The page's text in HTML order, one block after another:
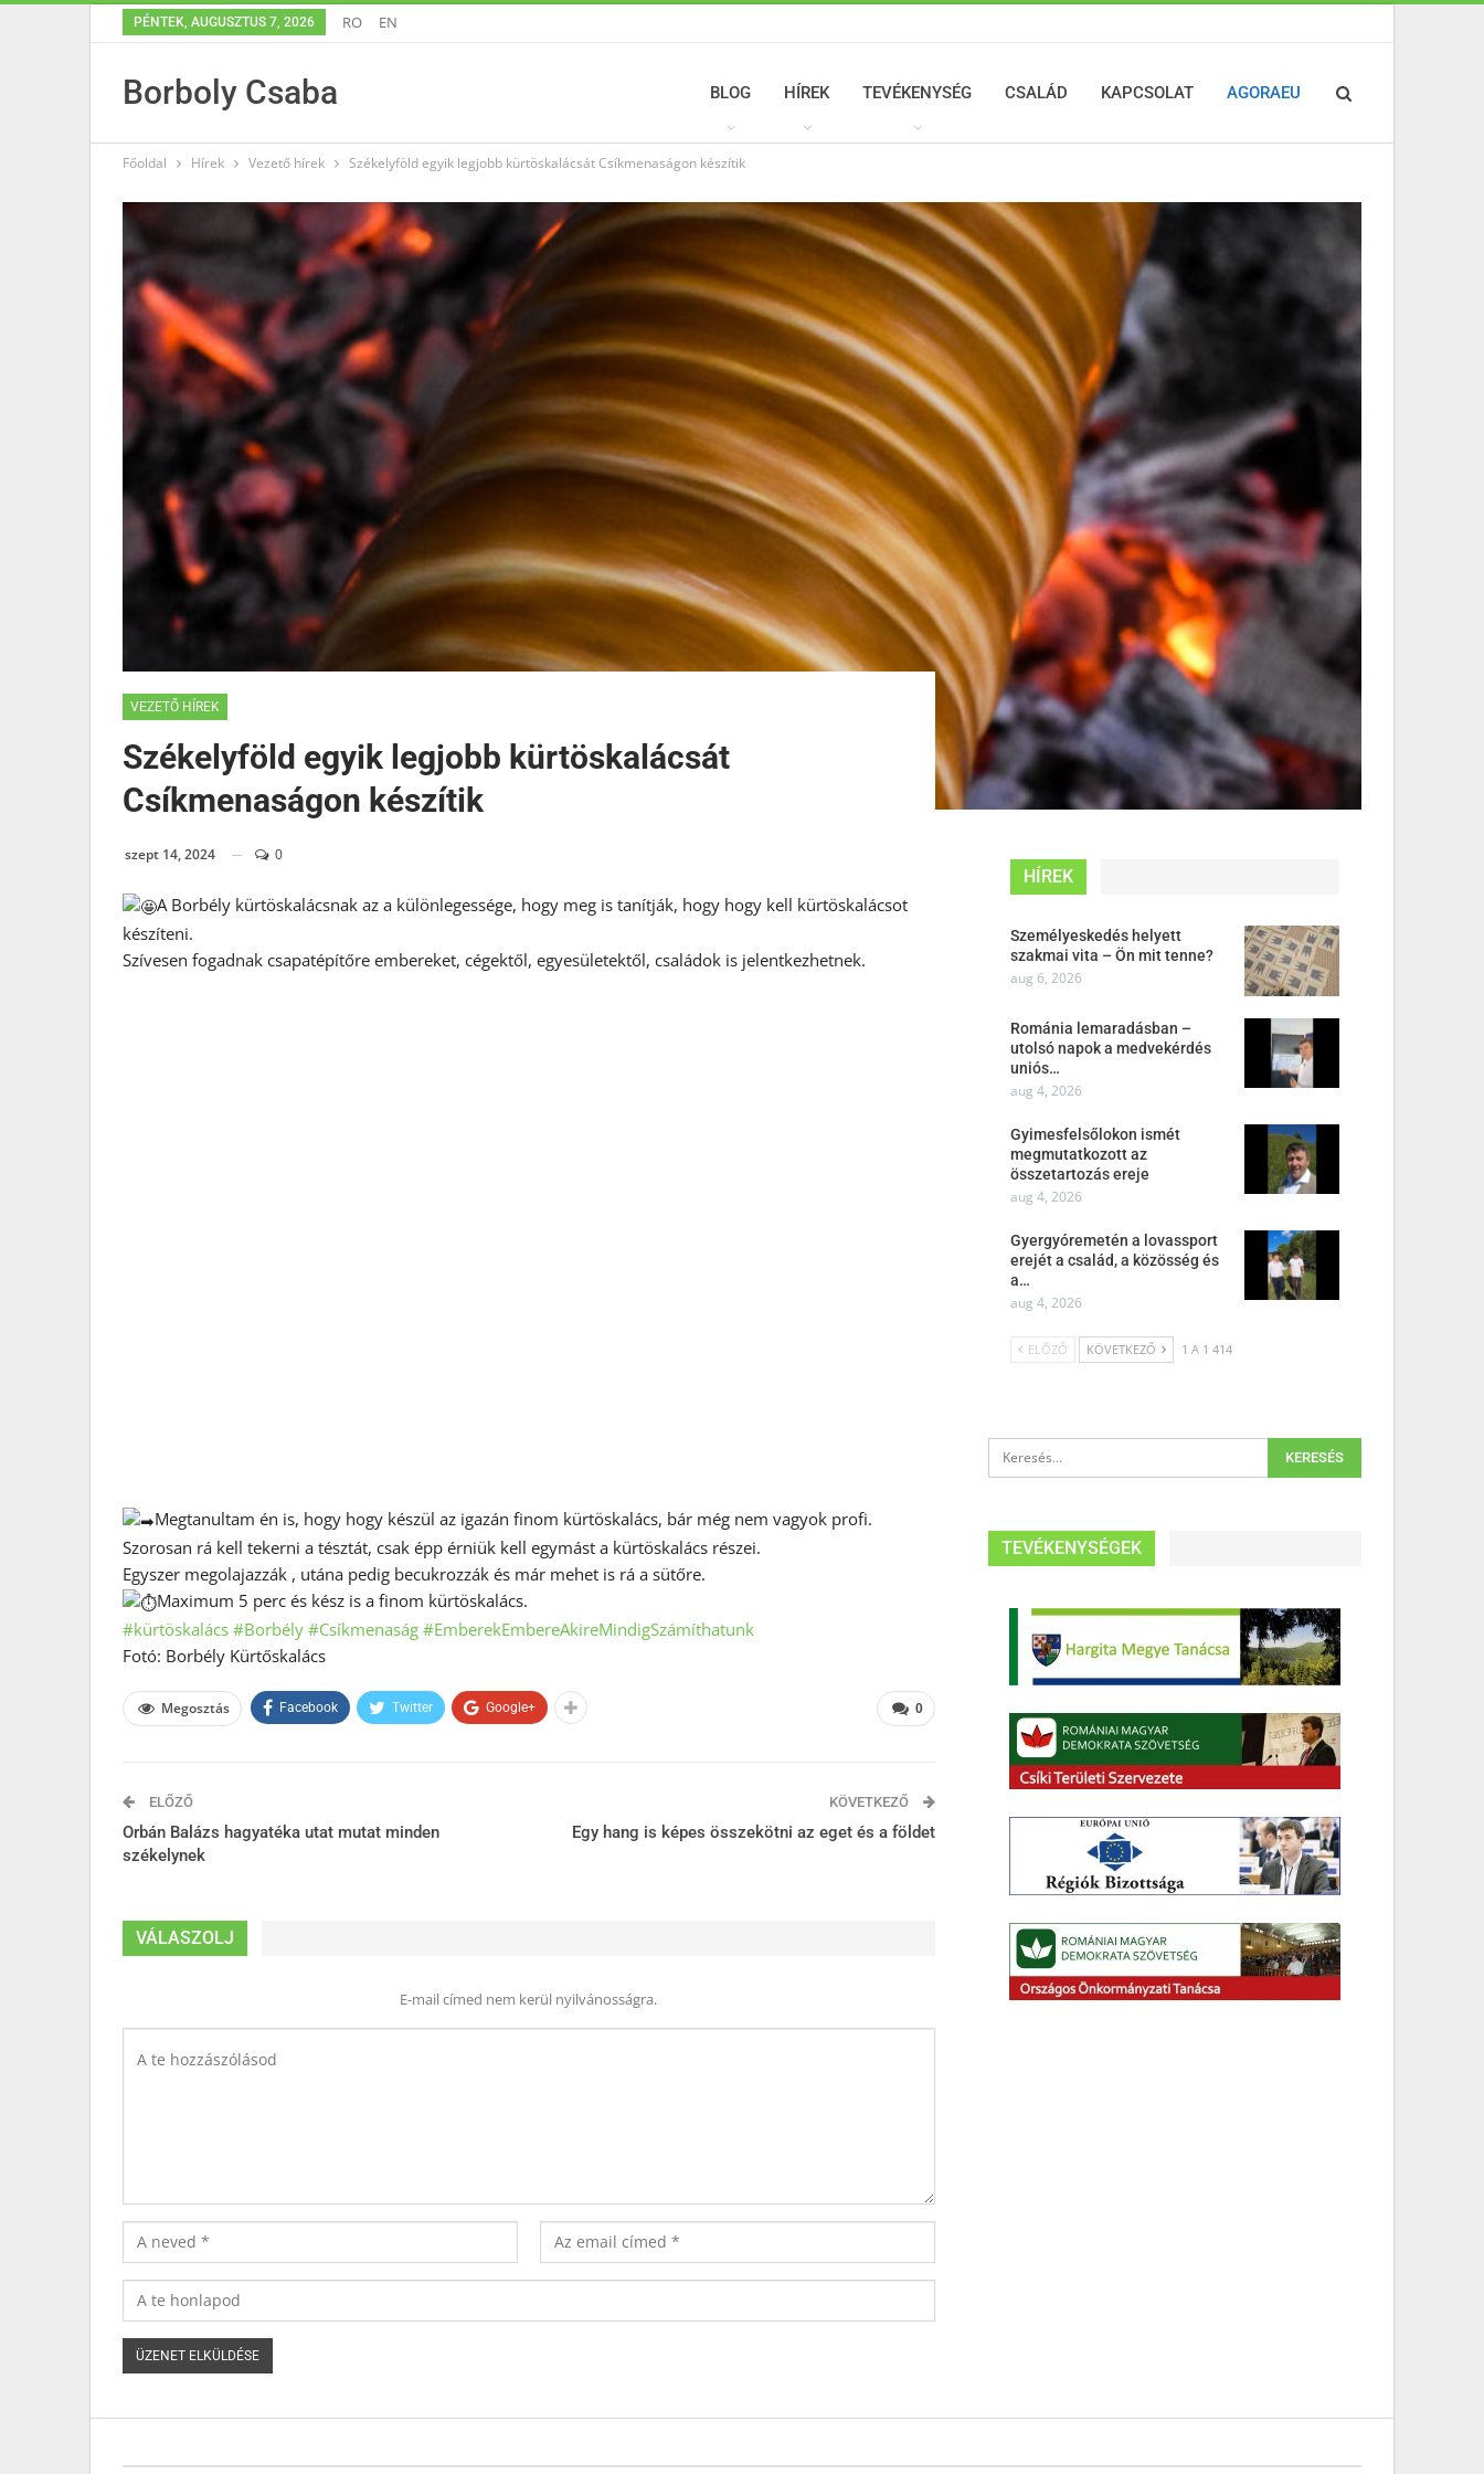
PÉNTEK, AUGUSZTUS 7, 2026 RO EN
Borboly Csaba BLOG HÍREK TEVÉKENYSÉG CSALÁD KAPCSOLAT AGORAEU
Főoldal Hírek Vezető hírek Székelyföld egyik legjobb kürtöskalácsát Csíkmenaságon készítik
VEZETŐ HÍREK
Székelyföld egyik legjobb kürtöskalácsát
Csíkmenaságon készítik
szept 14, 2024 0
A Borbély kürtöskalácsnak az a különlegessége, hogy meg is tanítják, hogy hogy kell kürtöskalácsot
készíteni.
Szívesen fogadnak csapatépítőre embereket, cégektől, egyesületektől, családok is jelentkezhetnek.
Megtanultam én is, hogy hogy készül az igazán finom kürtöskalács, bár még nem vagyok profi.
Szorosan rá kell tekerni a tésztát, csak épp érniük kell egymást a kürtöskalács részei.
Egyszer megolajazzák , utána pedig becukrozzák és már mehet is rá a sütőre.
Maximum 5 perc és kész is a finom kürtöskalács.
#kürtöskalács #Borbély #Csíkmenaság #EmberekEmbereAkireMindigSzámíthatunk
Fotó: Borbély Kürtőskalács
0
Megosztás Facebook Twitter Google+
ELŐZŐ
Orbán Balázs hagyatéka utat mutat minden
székelynek
KÖVETKEZŐ
Egy hang is képes összekötni az eget és a földet
VÁLASZOLJ
E-mail címed nem kerül nyilvánosságra.
HÍREK
Személyeskedés helyett
szakmai vita – Ön mit tenne?
aug 6, 2026
Románia lemaradásban –
utolsó napok a medvekérdés
uniós…
aug 4, 2026
Gyimesfelsőlokon ismét
megmutatkozott az
összetartozás ereje
aug 4, 2026
Gyergyóremetén a lovassport
erejét a család, a közösség és
a…
aug 4, 2026
ELŐZŐ KÖVETKEZŐ 1 A 1 414
TEVÉKENYSÉGEK